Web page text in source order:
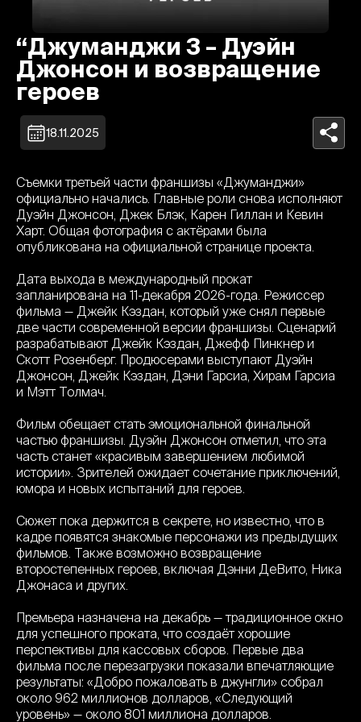
“Джуманджи 3 – Дуэйн
Джонсон и возвращение
героев
18.11.2025
Съемки третьей части франшизы «Джуманджи»
официально начались. Главные роли снова исполняют
Дуэйн Джонсон, Джек Блэк, Карен Гиллан и Кевин
Харт. Общая фотография с актёрами была
опубликована на официальной странице проекта.
Дата выхода в международный прокат
запланирована на 11-декабря 2026-года. Режиссер
фильма — Джейк Кэздан, который уже снял первые
две части современной версии франшизы. Сценарий
разрабатывают Джейк Кэздан, Джефф Пинкнер и
Скотт Розенберг. Продюсерами выступают Дуэйн
Джонсон, Джейк Кэздан, Дэни Гарсиа, Хирам Гарсиа
и Мэтт Толмач.
Фильм обещает стать эмоциональной финальной
частью франшизы. Дуэйн Джонсон отметил, что эта
часть станет «красивым завершением любимой
истории». Зрителей ожидает сочетание приключений,
юмора и новых испытаний для героев.
Сюжет пока держится в секрете, но известно, что в
кадре появятся знакомые персонажи из предыдущих
фильмов. Также возможно возвращение
второстепенных героев, включая Дэнни ДеВито, Ника
Джонаса и других.
Премьера назначена на декабрь — традиционное окно
для успешного проката, что создаёт хорошие
перспективы для кассовых сборов. Первые два
фильма после перезагрузки показали впечатляющие
результаты: «Добро пожаловать в джунгли» собрал
около 962 миллионов долларов, «Следующий
уровень» — около 801 миллиона долларов.